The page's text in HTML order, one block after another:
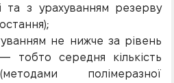
та з урахуванням резерву
не нижче за рівень
тобто середня кількість
полімеразної